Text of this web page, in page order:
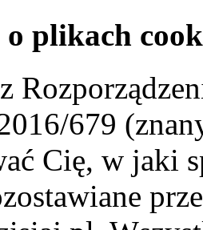
plikach
679
Cię, w jaki